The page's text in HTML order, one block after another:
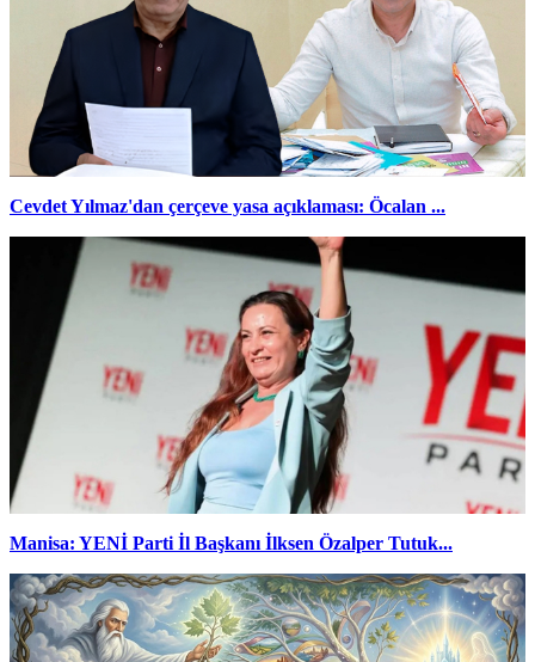
Cevdet Yılmaz'dan çerçeve yasa açıklaması: Öcalan ...
Manisa: YENİ Parti İl Başkanı İlksen Özalper Tutuk...